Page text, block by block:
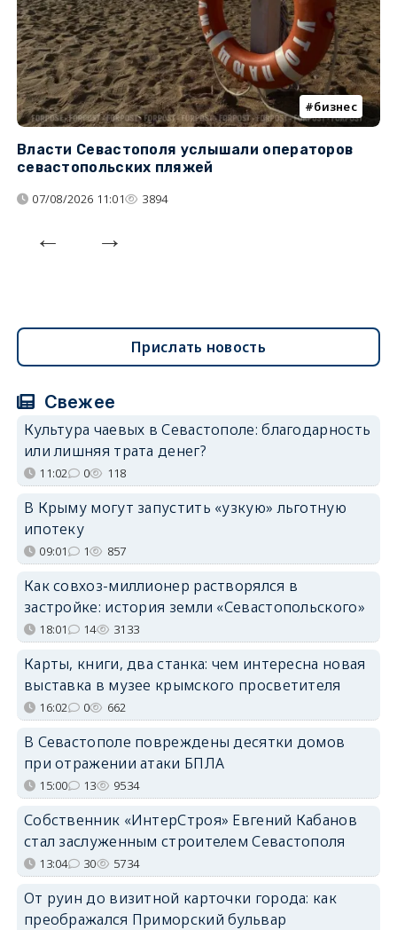
бизнес
Власти Севастополя услышали операторов
севастопольских пляжей
07/08/2026 11:01 3894
Прислать новость
Свежее
Культура чаевых в Севастополе: благодарность
или лишняя трата денег?
11:02 0 118
В Крыму могут запустить «узкую» льготную
ипотеку
09:01 1 857
Как совхоз-миллионер растворялся в
застройке: история земли «Севастопольского»
18:01 14 3133
Карты, книги, два станка: чем интересна новая
выставка в музее крымского просветителя
16:02 0 662
В Севастополе повреждены десятки домов
при отражении атаки БПЛА
15:00 13 9534
Собственник «ИнтерСтроя» Евгений Кабанов
стал заслуженным строителем Севастополя
13:04 30 5734
От руин до визитной карточки города: как
преображался Приморский бульвар